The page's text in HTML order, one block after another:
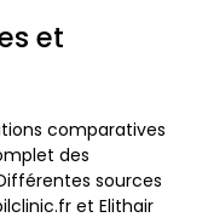
et
comparatives
des
sources
et Elithair